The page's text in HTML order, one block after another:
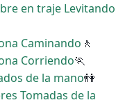
en traje Levitando
Caminando 🚶
Corriendo🏃
de la mano👫
Tomadas de la